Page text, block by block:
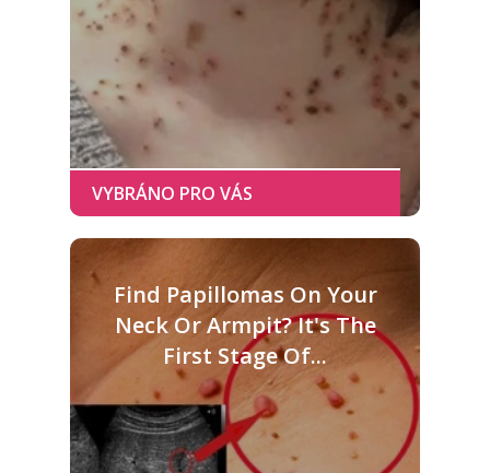
Find Papillomas On Your
Neck Or Armpit? It's The
First Stage Of...